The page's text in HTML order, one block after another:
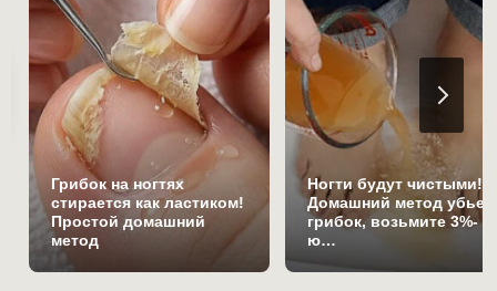
Грибок на ногтях
стирается как ластиком!
Простой домашний
метод
Ногти будут чистыми!
Домашний метод убьет
грибок, возьмите 3%-
ю…